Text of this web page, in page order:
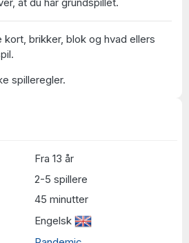
Fra 13 år
2-5 spillere
45 minutter
Engelsk
brikker, blok og hvad ellers
spilleregler.